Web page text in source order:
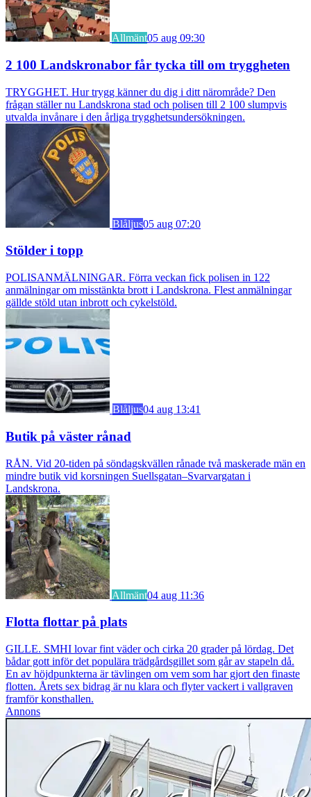
Allmänt05 aug 09:30
2 100 Landskronabor får tycka till om tryggheten
TRYGGHET. Hur trygg känner du dig i ditt närområde? Den
frågan ställer nu Landskrona stad och polisen till 2 100 slumpvis
utvalda invånare i den årliga trygghetsundersökningen.
Blåljus05 aug 07:20
Stölder i topp
POLISANMÄLNINGAR. Förra veckan fick polisen in 122
anmälningar om misstänkta brott i Landskrona. Flest anmälningar
gällde stöld utan inbrott och cykelstöld.
Blåljus04 aug 13:41
Butik på väster rånad
RÅN. Vid 20-tiden på söndagskvällen rånade två maskerade män en
mindre butik vid korsningen Suellsgatan–Svarvargatan i
Landskrona.
Allmänt04 aug 11:36
Flotta flottar på plats
GILLE. SMHI lovar fint väder och cirka 20 grader på lördag. Det
bådar gott inför det populära trädgårdsgillet som går av stapeln då.
En av höjdpunkterna är tävlingen om vem som har gjort den finaste
flotten. Årets sex bidrag är nu klara och flyter vackert i vallgraven
framför konsthallen.
Annons